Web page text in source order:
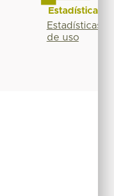
Estadísticas
Estadísticas
de uso